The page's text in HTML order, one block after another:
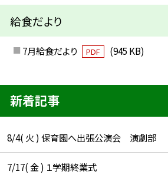
給食だより
7月給食だより PDF (945 KB)
新着記事
8/4( 火 ) 保育園へ出張公演会 演劇部
7/17( 金 ) １学期終業式